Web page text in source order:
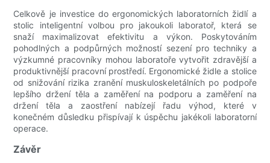
Celkově je investice do ergonomických laboratorních židlí a
stolic inteligentní volbou pro jakoukoli laboratoř, která se
snaží maximalizovat efektivitu a výkon. Poskytováním
pohodlných a podpůrných možností sezení pro techniky a
výzkumné pracovníky mohou laboratoře vytvořit zdravější a
produktivnější pracovní prostředí. Ergonomické židle a stolice
od snižování rizika zranění muskuloskeletálních po podpoře
lepšího držení těla a zaměření na podporu a zaměření na
držení těla a zaostření nabízejí řadu výhod, které v
konečném důsledku přispívají k úspěchu jakékoli laboratorní
operace.
Závěr